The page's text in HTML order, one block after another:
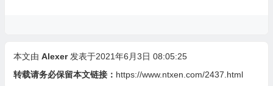
本文由 Alexer 发表于2021年6月3日 08:05:25
转载请务必保留本文链接： https://www.ntxen.com/2437.html